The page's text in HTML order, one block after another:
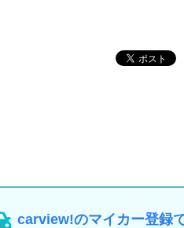
carview!のマイカー登録